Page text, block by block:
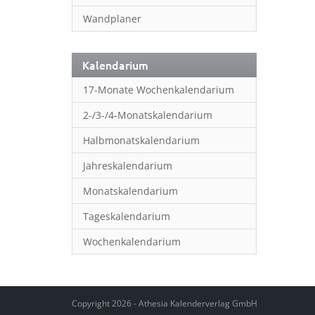
Wandplaner
Kalendarium
17-Monate Wochenkalendarium
2-/3-/4-Monatskalendarium
Halbmonatskalendarium
Jahreskalendarium
Monatskalendarium
Tageskalendarium
Wochenkalendarium
Copyright 2026 - Athesia Kalenderverlag GmbH